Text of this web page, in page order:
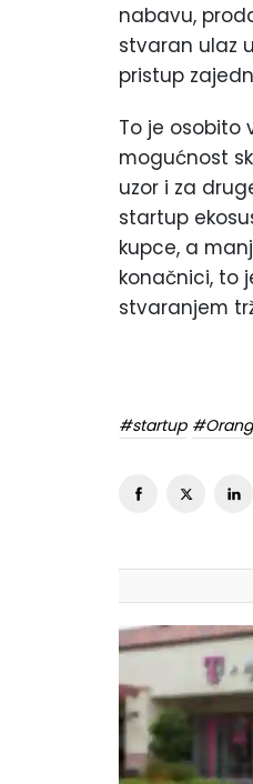
nabavu,
stvaran ulaz
pristup
To je osobito
mogućnost
uzor i za
startup
kupce, a
konačnici, to
stvaranjem
#startup